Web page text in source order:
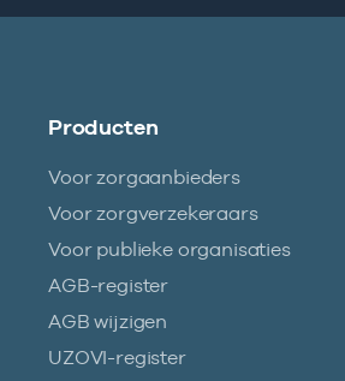
Producten
Voor zorgaanbieders
Voor zorgverzekeraars
Voor publieke organisaties
AGB-register
AGB wijzigen
UZOVI-register